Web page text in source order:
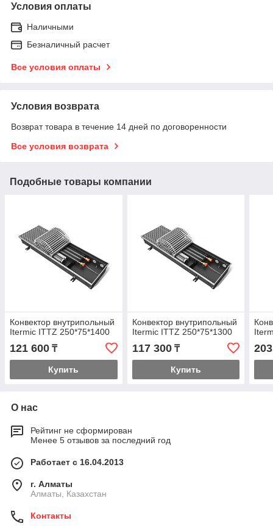
Условия оплаты
Наличными
Безналичный расчет
Все условия оплаты
Условия возврата
Возврат товара в течение 14 дней по договоренности
Все условия возврата
Подобные товары компании
Конвектор внутрипольный
Itermic ITTZ 250*75*1400
121 600 ₸
Купить
Конвектор внутрипольный
Itermic ITTZ 250*75*1300
117 300₸
Купить
О нас
Рейтинг не сформирован
Менее 5 отзывов за последний год
Работает с 16.04.2013
г. Алматы
Алматы, Казахстан
Контакты